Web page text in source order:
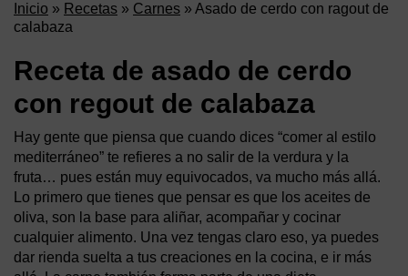
Inicio » Recetas » Carnes » Asado de cerdo con ragout de
calabaza
Receta de asado de cerdo
con regout de calabaza
Hay gente que piensa que cuando dices “comer al estilo
mediterráneo” te refieres a no salir de la verdura y la
fruta… pues están muy equivocados, va mucho más allá.
Lo primero que tienes que pensar es que los aceites de
oliva, son la base para aliñar, acompañar y cocinar
cualquier alimento. Una vez tengas claro eso, ya puedes
dar rienda suelta a tus creaciones en la cocina, e ir más